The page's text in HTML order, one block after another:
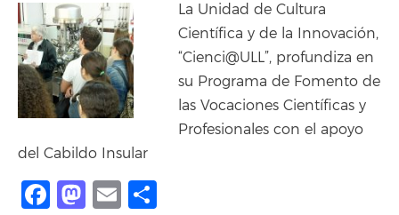
La Unidad de Cultura
Científica y de la Innovación,
“Cienci@ULL”, profundiza en
su Programa de Fomento de
las Vocaciones Científicas y
Profesionales con el apoyo
del Cabildo Insular
Facebook
Mastodon
Email